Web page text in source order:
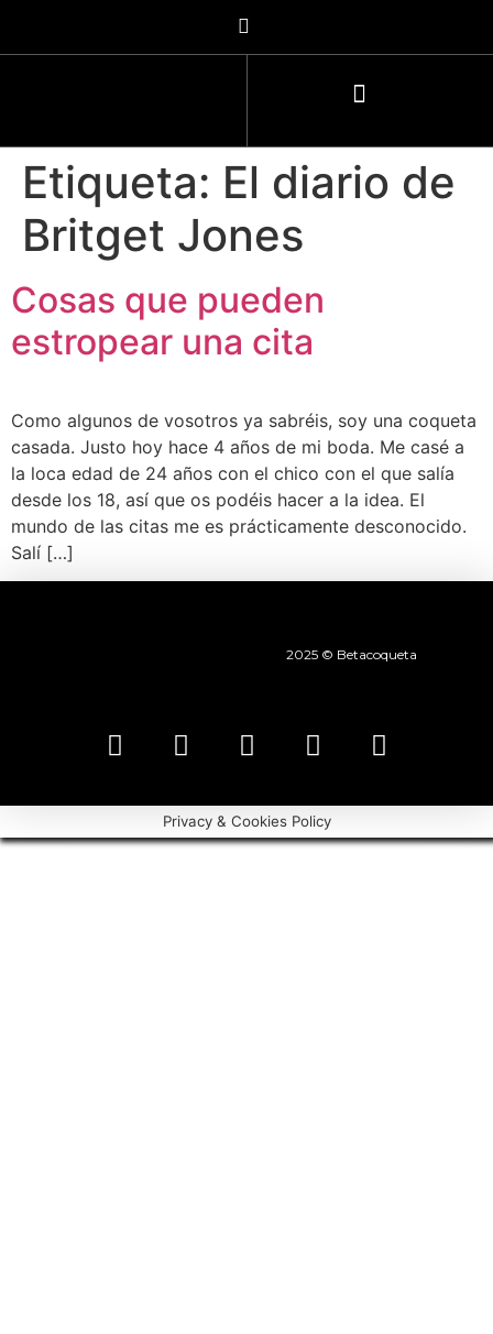
Etiqueta: El diario de
Britget Jones
Cosas que pueden
estropear una cita
Como algunos de vosotros ya sabréis, soy una coqueta
casada. Justo hoy hace 4 años de mi boda. Me casé a
la loca edad de 24 años con el chico con el que salía
desde los 18, así que os podéis hacer a la idea. El
mundo de las citas me es prácticamente desconocido.
Salí […]
2025 © Betacoqueta
Privacy & Cookies Policy